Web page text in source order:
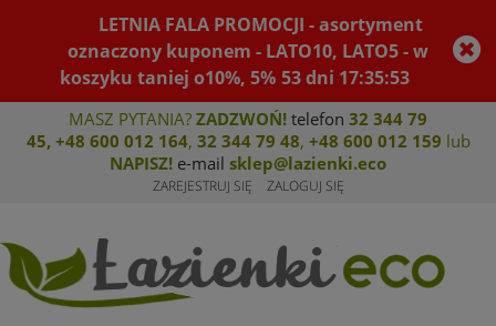
LETNIA FALA PROMOCJI - asortyment
oznaczony kuponem - LATO10, LATO5 - w
koszyku taniej o10%, 5% 53dni 17:35:53
MASZ PYTANIA? ZADZWOŃ! telefon 32 344 79
45, +48 600 012 164, 32 344 79 48, +48 600 012 159 lub
NAPISZ! e-mail sklep@lazienki.eco
ZAREJESTRUJ SIĘ ZALOGUJ SIĘ